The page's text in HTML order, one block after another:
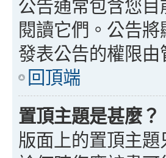
公告通常包含您
閱讀它們。公告
發表公告的權限由
回頂端
置頂主題是甚麼？
版面上的置頂主